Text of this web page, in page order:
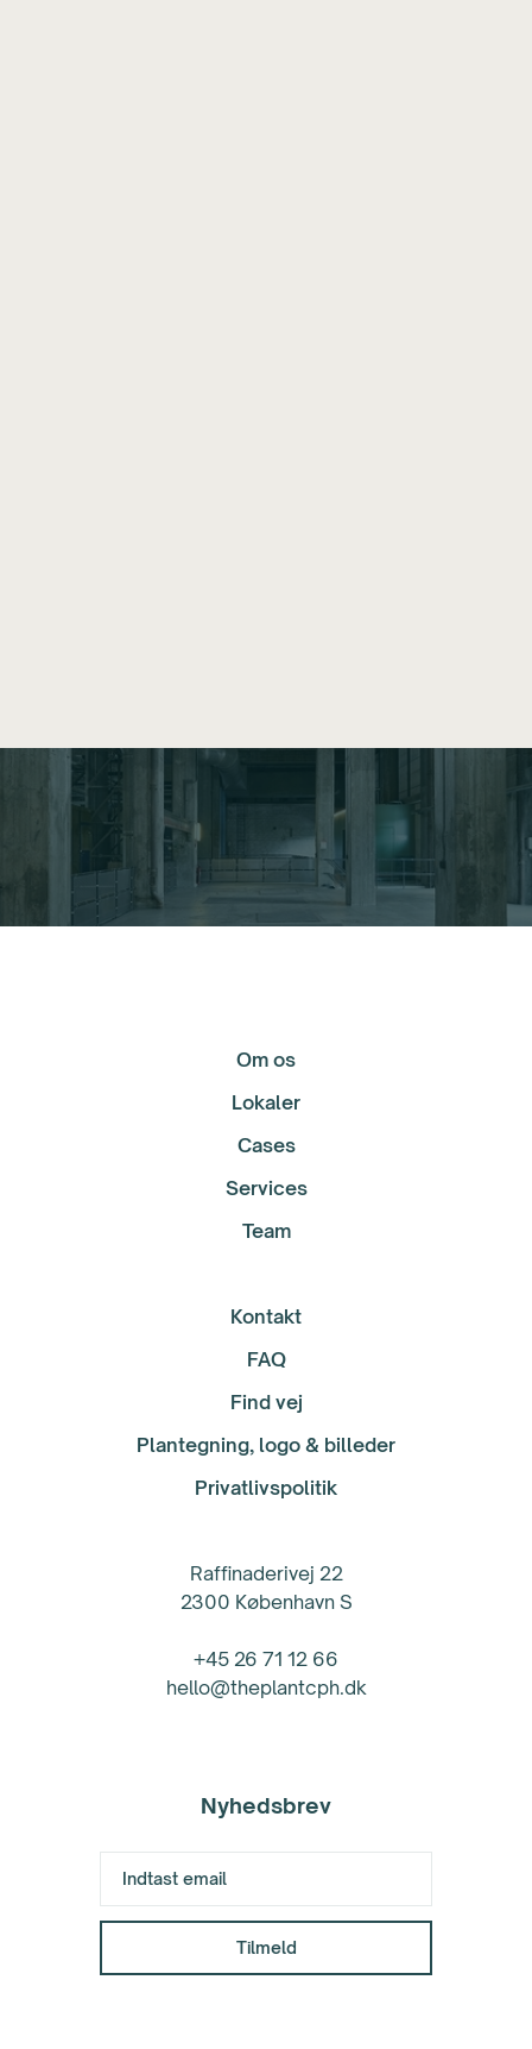
Danmark
Om os
Lokaler
Cases
Services
Team
Kontakt
FAQ
Find vej
Plantegning, logo & billeder
Privatlivspolitik
Raffinaderivej 22
2300 København S
+45 26 71 12 66
hello@theplantcph.dk
Nyhedsbrev